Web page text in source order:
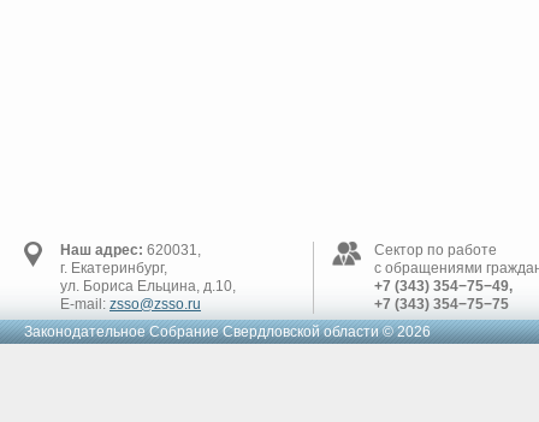
Наш адрес: 620031,
г. Екатеринбург,
ул. Бориса Ельцина, д.10,
E-mail: zsso@zsso.ru
Сектор по работе
с обращениями
+7 (343) 354−75−49,
+7 (343) 354−75−75
Законодательное Cобрание Свердловской области © 2026